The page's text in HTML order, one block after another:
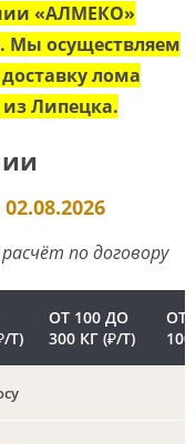
«АЛМЕКО»
Мы осуществляем
лома
Липецка.
по договору
Т)
ОТ 100 ДО
300 КГ (₽/Т)
ОТ